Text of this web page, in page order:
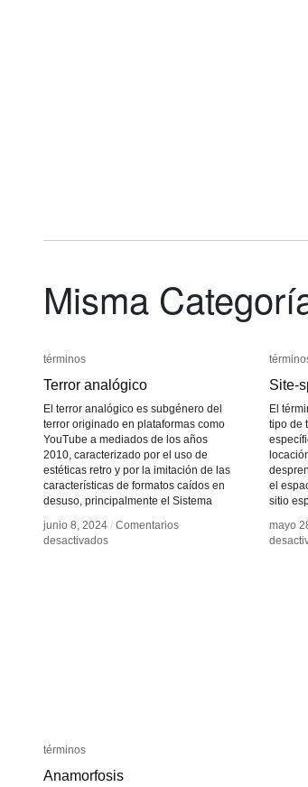
Misma
términos
Terror analógico
El terror analógico es subgénero del
terror originado en plataformas como
YouTube a mediados de los años
2010, caracterizado por el uso de
estéticas retro y por la imitación de las
características de formatos caídos en
desuso, principalmente el Sistema
junio 8, 2024 / Comentarios
desactivadosen
términos
Terror analógico
junio 8, 2024 / Comentarios
desactivadosen
Site-
El
tipo de
el
sitio
mayo
Site-
mayo
términos
Anamorfosis
términos
Anamorfosis